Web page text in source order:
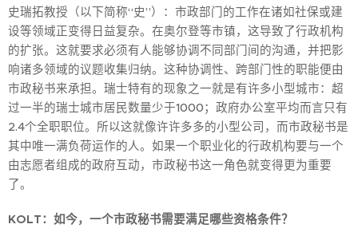
史瑞拓教授（以下简称“史”）：市政部门的工作在诸如社保或建
设等领域正变得日益复杂。在奥尔登等市镇，这导致了行政机构
的扩张。这就要求必须有人能够协调不同部门间的沟通，并把影
响诸多领域的议题收集归纳。这种协调性、跨部门性的职能便由
市政秘书来承担。瑞士特有的现象之一就是有许多小型城市：超
过一半的瑞士城市居民数量少于1000；政府办公室平均而言只有
2.4个全职职位。所以这就像许许多多的小型公司，而市政秘书是
其中唯一满负荷运作的人。如果一个职业化的行政机构要与一个
由志愿者组成的政府互动，市政秘书这一角色就变得更为重要
了。
KOLT：如今，一个市政秘书需要满足哪些资格条件？